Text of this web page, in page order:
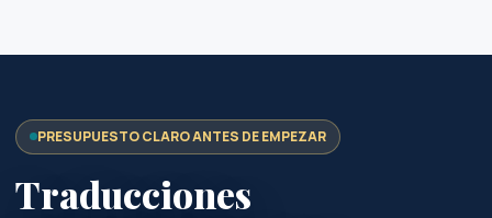
PRESUPUESTO CLARO ANTES DE EMPEZAR
Traducciones